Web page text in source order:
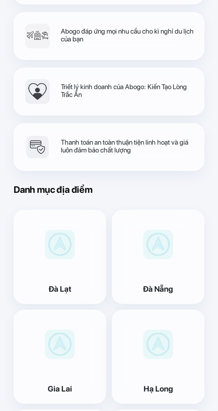
Abogo đáp ứng mọi nhu cầu cho kì nghỉ du lịch
của bạn
Triết lý kinh doanh của Abogo: Kiến Tạo Lòng
Trắc Ẩn
Thanh toán an toàn thuận tiện linh hoạt và giá
luôn đảm bảo chất lượng
Danh mục địa điểm
Đà Lạt Đà Nẵng
Gia Lai Hạ Long